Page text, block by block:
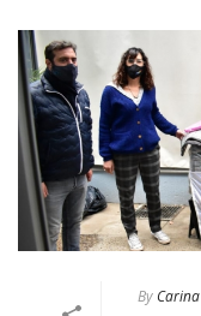
By Carina